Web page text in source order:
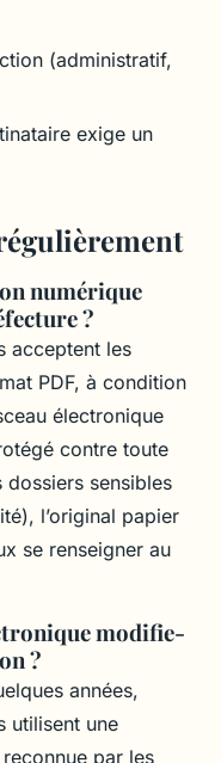
(administratif,
exige un
numérique
?
acceptent les
PDF, à condition
électronique
contre toute
sensibles
l’original papier
se renseigner au
modifie-
?
années,
utilisent une
par les